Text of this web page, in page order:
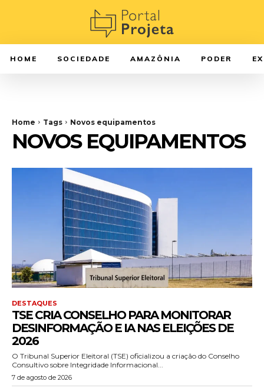
HOME SOCIEDADE AMAZÔNIA PODER
Home Tags Novos equipamentos
NOVOS EQUIPAMENTOS
DESTAQUES
TSE CRIA CONSELHO PARA MONITORAR
DESINFORMAÇÃO E IA NAS ELEIÇÕES DE
2026
O Tribunal Superior Eleitoral (TSE) oficializou a criação do Conselho
Consultivo sobre Integridade Informacional...
7 de agosto de 2026